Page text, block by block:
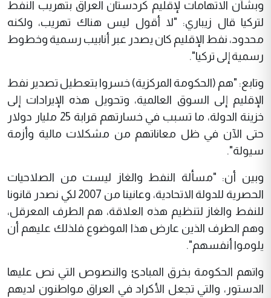
وبشأن الاتهامات لإقليم كردستان العراق بتهريب النفط
لتركيا قال زيباري: "لا أقول ليس هناك تهريب، ولكنه
محدود، نفط الإقليم كان يصدر عبر أنابيب رسمية وخطوط
رسمية إلى تركيا".
وتابع: "هم (الحكومة المركزية) خسروا بتعطيل تصدير نفط
الإقليم إلى السوق العالمية، وتحويل هذه الإيرادات إلى
خزينة الدولة، ما تسبب في خسارتهم قرابة 25 مليار دولار
حتى الآن في ظل معاناتهم من مشكلات مالية وأزمة
سيولة".
وبين أن: "مسألة النفط والغاز ليست من الصلاحيات
الحصرية للدولة الاتحادية، وعانينا من 2007 لكي نصدر قانونا
للنفط والغاز لتنظيم هذه العلاقة، هم الطرف المعرقل،
وهم الطرف الذين عارض هذا الموضوع فلذلك عليهم أن
يلوموا أنفسهم".
واتهم الحكومة بخرق المبادئ والنصوص التي نص عليها
الدستور، والتي تجعل الأكراد في العراق مواطنون لديهم